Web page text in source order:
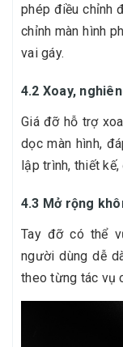
phép điều chỉnh
chỉnh màn hình
vai gáy.
4.2 Xoay,
Giá đỡ hỗ trợ
dọc màn hình,
lập trình, thiết
4.3 Mở rộng
Tay đỡ có thể
người dùng dễ
theo từng tác vụ